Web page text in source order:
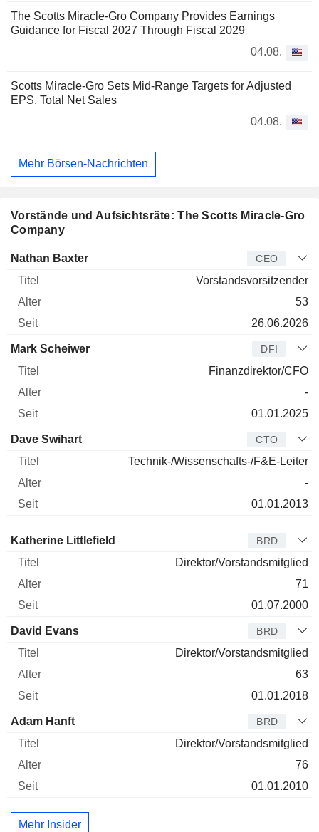
The Scotts Miracle-Gro Company Provides Earnings
Guidance for Fiscal 2027 Through Fiscal 2029
04.08.
Scotts Miracle-Gro Sets Mid-Range Targets for Adjusted
EPS, Total Net Sales
04.08.
Mehr Börsen-Nachrichten
Vorstände und Aufsichtsräte: The Scotts Miracle-Gro
Company
Manager Titel
Nathan Baxter CEO
Vorstandsvorsitzender
53
26.06.2026
Mark Scheiwer DFI
Finanzdirektor/CFO
-
01.01.2025
Dave Swihart CTO
Technik-/Wissenschafts-/F&E-Leiter
-
01.01.2013
Verwaltungsratsmitglied
Katherine Littlefield BRD
Direktor/Vorstandsmitglied
71
01.07.2000
David Evans BRD
Direktor/Vorstandsmitglied
63
01.01.2018
Adam Hanft BRD
Direktor/Vorstandsmitglied
76
01.01.2010
Mehr Insider